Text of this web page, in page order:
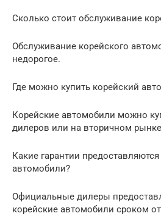
Сколько стоит обслуживание
Обслуживание корейского
недорогое.
Где можно купить корейский
Корейские автомобили можно
дилеров или на вторичном
Какие гарантии
автомобили?
Официальные дилеры
корейские автомобили сроком